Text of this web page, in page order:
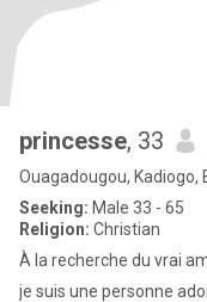
princesse, 33
Ouagadougou, Kadiogo,
Seeking: Male 33 - 65
Religion: Christian
À la recherche du vrai
je suis une personne